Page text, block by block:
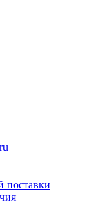
поставки